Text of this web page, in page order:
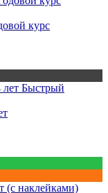
курс
Быстрый